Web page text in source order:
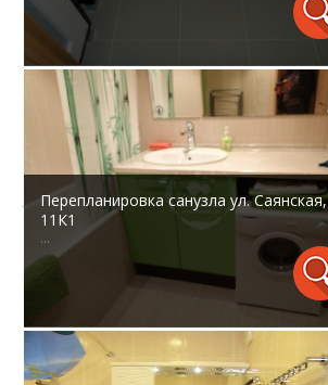
Перепланировка санузла ул. Саянская,
11К1
...